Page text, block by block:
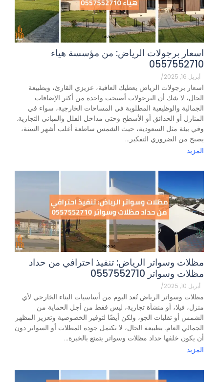
اسعار برجولات الرياض: من مؤسسة هياء
0557552710
أبريل 16, 2025 /
اسعار برجولات الرياض يعطيك العافية، عزيزي القارئ، وبطبيعة
الحال، لا شك أن البرجولات أصبحت واحدة من أكثر الإضافات
الجمالية والوظيفية المطلوبة في المساحات الخارجية، سواء في
المنازل أو الحدائق أو الأسطح وحتى مداخل الفلل والمباني التجارية.
وفي بيئة مثل السعودية، حيث الشمس ساطعة أغلب أشهر السنة،
يصبح من الضروري التفكير...
المزيد
مظلات وسواتر الرياض: تنفيذ احترافي من حداد
مظلات وسواتر 0557552710
أبريل 10, 2025 /
مظلات وسواتر الرياض تُعد اليوم من أساسيات البناء الخارجي لأي
منزل، فيلا، أو منشأة تجارية، ليس فقط من أجل الحماية من
الشمس أو تقلبات الجو، ولكن أيضًا لتوفير الخصوصية وتعزيز المظهر
الجمالي العام. بطبيعة الحال، لا تكتمل جودة المظلات أو السواتر دون
أن يكون خلفها حداد مظلات وسواتر يتمتع بالخبرة...
المزيد